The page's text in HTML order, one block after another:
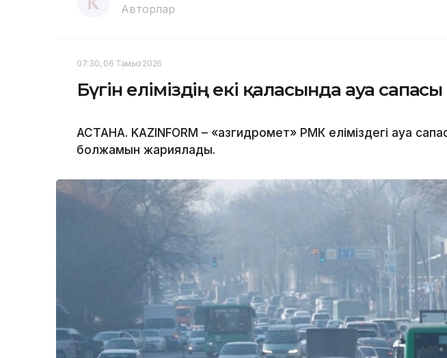
Авторлар
07:30, 06 Тамыз 2026
Бүгін еліміздің екі қаласында ауа
АСТАНА. KAZINFORM – «Қазгидромет» РМК еліміздегі ауа
болжамын жариялады.